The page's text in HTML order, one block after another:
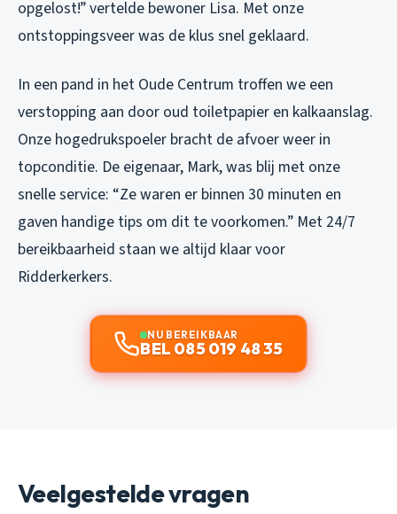
opgelost!” vertelde bewoner Lisa. Met onze
ontstoppingsveer was de klus snel geklaard.
In een pand in het Oude Centrum troffen we een
verstopping aan door oud toiletpapier en kalkaanslag.
Onze hogedrukspoeler bracht de afvoer weer in
topconditie. De eigenaar, Mark, was blij met onze
snelle service: “Ze waren er binnen 30 minuten en
gaven handige tips om dit te voorkomen.” Met 24/7
bereikbaarheid staan we altijd klaar voor
Ridderkerkers.
NU BEREIKBAAR
BEL 085 019 48 35
Veelgestelde vragen